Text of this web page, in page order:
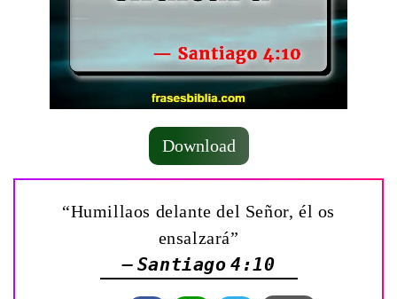
Download
“Humillaos delante del Señor, él os
ensalzará”
— Santiago 4:10